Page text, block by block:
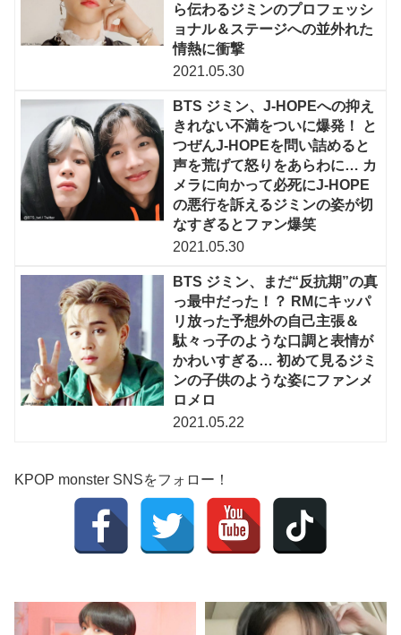
ら伝わるジミンのプロフェッシ
ョナル＆ステージへの並外れた
情熱に衝撃
2021.05.30
BTS ジミン、J-HOPEへの抑え
きれない不満をついに爆発！ と
つぜんJ-HOPEを問い詰めると
声を荒げて怒りをあらわに… カ
メラに向かって必死にJ-HOPE
の悪行を訴えるジミンの姿が切
なすぎるとファン爆笑
2021.05.30
BTS ジミン、まだ“反抗期”の真
っ最中だった！？ RMにキッパ
リ放った予想外の自己主張＆
駄々っ子のような口調と表情が
かわいすぎる… 初めて見るジミ
ンの子供のような姿にファンメ
ロメロ
2021.05.22
KPOP monster SNSをフォロー！